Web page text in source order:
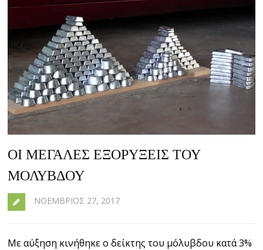
ΟΙ ΜΕΓΆΛΕΣ ΕΞΟΡΎΞΕΙΣ ΤΟΥ
ΜΌΛΥΒΔΟΥ
ΝΟΈΜΒΡΙΟΣ 27, 2017
Με αύξηση κινήθηκε ο δείκτης του μόλυβδου κατά 3%